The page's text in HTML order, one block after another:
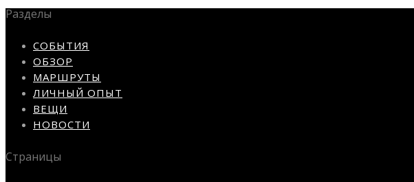
Разделы
СОБЫТИЯ
ОБЗОР
МАРШРУТЫ
ЛИЧНЫЙ ОПЫТ
ВЕЩИ
НОВОСТИ
Страницы